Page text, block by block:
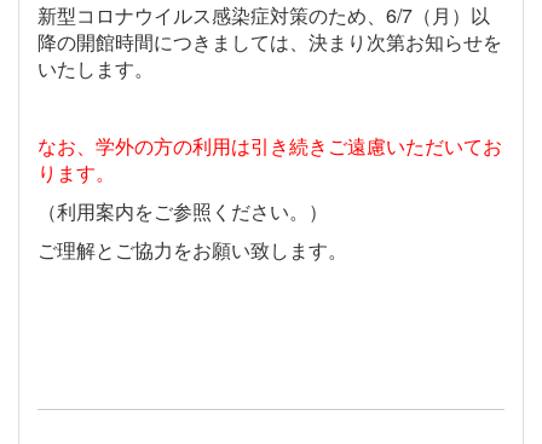
新型コロナウイルス感染症対策のため、 6/7 （月）以
降の開館時間につきましては、決まり次第お知らせを
いたします。
なお、学外の方の利用は引き続きご遠慮いただいてお
ります。
（利用案内をご参照ください。）
ご理解とご協力をお願い致します。